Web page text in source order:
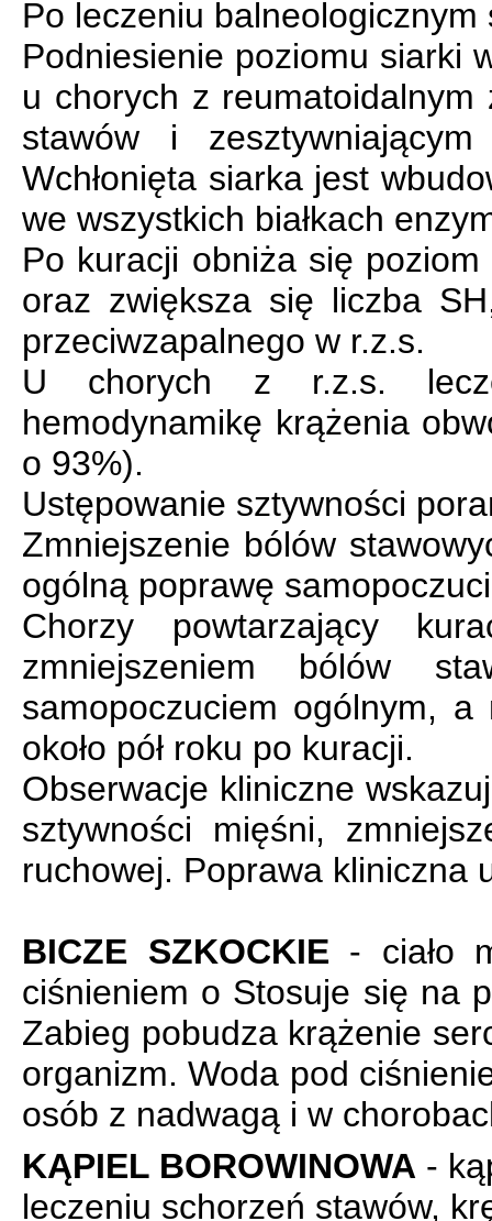
Po leczeniu balneologicznym
Podniesienie poziomu siarki
u chorych z
stawów i
Wchłonięta siarka jest
we wszystkich białkach
Po kuracji obniża się
oraz zwiększa się liczba
przeciwzapalnego w r.z.s.
U chorych z r.z.s.
hemodynamikę krążenia
o 93%).
Ustępowanie sztywności
Zmniejszenie bólów
ogólną poprawę
Chorzy powtarzający
zmniejszeniem bólów
samopoczuciem ogólnym,
około pół roku po kuracji.
Obserwacje kliniczne
sztywności mięśni,
ruchowej. Poprawa kliniczna
BICZE SZKOCKIE- ciało
ciśnieniem o Stosuje się na
Zabieg pobudza krążenie
organizm. Woda pod
osób z nadwagą i w
KĄPIEL BOROWINOWA -
leczeniu schorzeń stawów,